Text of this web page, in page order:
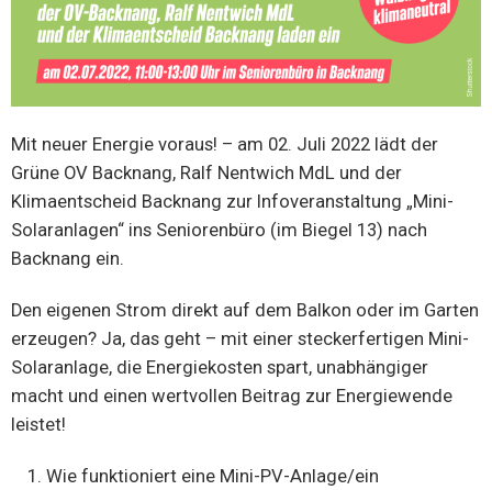
Mit neuer Energie voraus! – am 02. Juli 2022 lädt der
Grüne OV Backnang, Ralf Nentwich MdL und der
Klimaentscheid Backnang zur Infoveranstaltung „Mini-
Solaranlagen“ ins Seniorenbüro (im Biegel 13) nach
Backnang ein.
Den eigenen Strom direkt auf dem Balkon oder im Garten
erzeugen? Ja, das geht – mit einer steckerfertigen Mini-
Solaranlage, die Energiekosten spart, unabhängiger
macht und einen wertvollen Beitrag zur Energiewende
leistet!
Wie funktioniert eine Mini-PV-Anlage/ein